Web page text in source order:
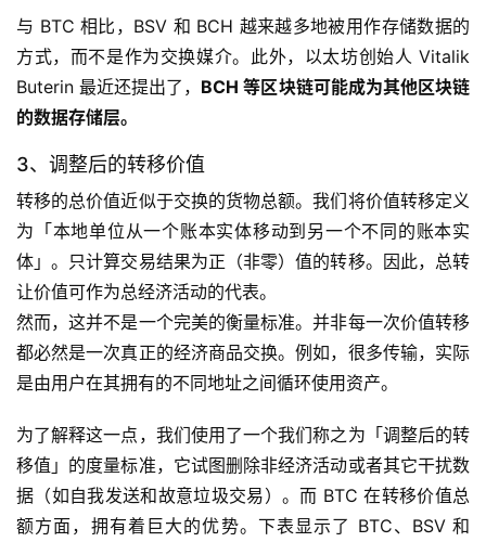
与 BTC 相比，BSV 和 BCH 越来越多地被用作存储数据的
方式，而不是作为交换媒介。此外，以太坊创始人 Vitalik
Buterin 最近还提出了， BCH 等区块链可能成为其他区块链
的数据存储层。
3、调整后的转移价值
转移的总价值近似于交换的货物总额。我们将价值转移定义
为「本地单位从一个账本实体移动到另一个不同的账本实
体」。只计算交易结果为正（非零）值的转移。因此，总转
让价值可作为总经济活动的代表。
然而，这并不是一个完美的衡量标准。并非每一次价值转移
都必然是一次真正的经济商品交换。例如，很多传输，实际
是由用户在其拥有的不同地址之间循环使用资产。
为了解释这一点，我们使用了一个我们称之为「调整后的转
移值」的度量标准，它试图删除非经济活动或者其它干扰数
据（如自我发送和故意垃圾交易）。而 BTC 在转移价值总
额方面，拥有着巨大的优势。下表显示了 BTC、BSV 和